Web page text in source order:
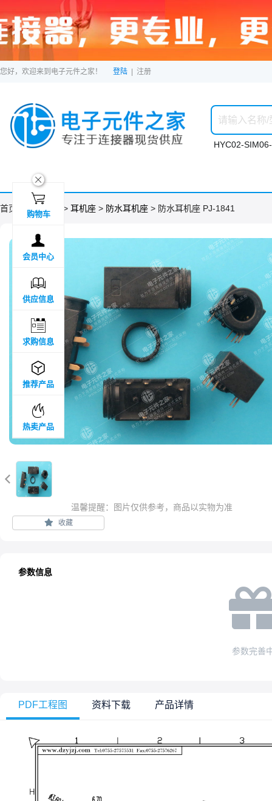
您好，欢迎来到电子元件之家！ 登陆 注册
HYC02-
首页 > 分类目录 > 耳机座 > 防水耳机座 > 防水耳机座 PJ-1841

温馨提醒：图片仅供参考，商品以实物为准
收藏
参数信息
参数完善
PDF工程图 资料下载 产品详情
ဆ

购物车

会员中心

供应信息

求购信息

推荐产品

热卖产品